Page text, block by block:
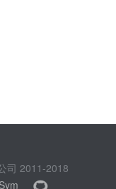
司 2011-2018
Sym